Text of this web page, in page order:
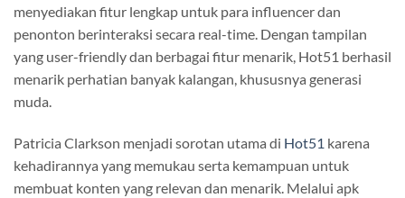
menyediakan fitur lengkap untuk para influencer dan
penonton berinteraksi secara real-time. Dengan tampilan
yang user-friendly dan berbagai fitur menarik, Hot51 berhasil
menarik perhatian banyak kalangan, khususnya generasi
muda.
Patricia Clarkson menjadi sorotan utama di Hot51 karena
kehadirannya yang memukau serta kemampuan untuk
membuat konten yang relevan dan menarik. Melalui apk